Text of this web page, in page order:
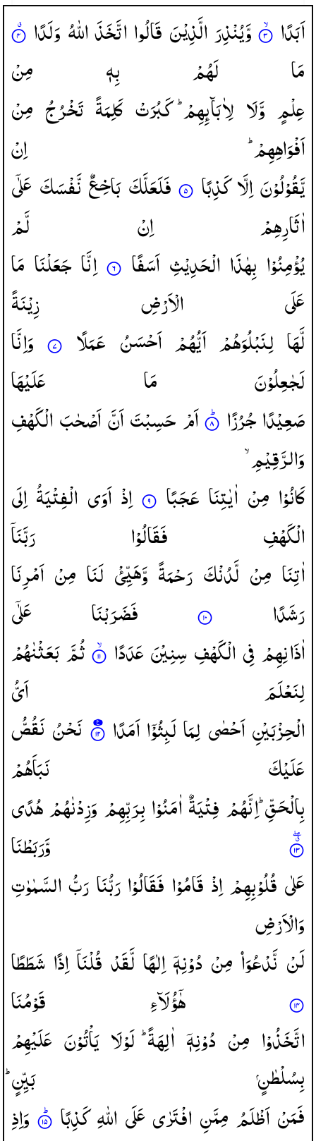
اَبَدًا وَّیُنْذِرَالَّذِیْنَقَالُوااتَّخَذَاللّٰهُوَلَدًا
مَا
لَهُمْ بِهٖ
مِنْ
عِلْمٍ وَّلَا لِاٰبَآىِٕهِمْ ؕ كَبُرَتْ كَلِمَةً تَخْرُجُ مِنْ
اَفْوَاهِهِمْ ؕ
اِنْ
یَّقُوْلُوْنَاِلَّاكَذِبًا فَلَعَلَّكَبَاخِعٌنَّفْسَكَ عَلٰۤی
اٰثَارِهِمْ
اِنْ
لَّمْ
یُؤْمِنُوْا بِهٰذَا الْحَدِیْثِ اَسَفًا اِنَّا جَعَلْنَا مَا
عَلَی
الْاَرْضِ
زِیْنَةً
لَّهَا لِنَبْلُوَهُمْ اَیُّهُمْ اَحْسَنُ عَمَلًا
وَاِنَّا
لَجٰعِلُوْنَ
مَا
عَلَیْهَا
صَعِیْدًاجُرُزًا اَمْحَسِبْتَاَنَّاَصْحٰبَالْكَهْفِ
وَالرَّقِیْمِ ۙ
كَانُوْا مِنْ اٰیٰتِنَا عَجَبًا اِذْ اَوَی الْفِتْیَةُ اِلَی
الْكَهْفِ
فَقَالُوْا
رَبَّنَاۤ
اٰتِنَا مِنْ لَّدُنْكَ رَحْمَةً وَّهَیِّئْ لَنَا مِنْ اَمْرِنَا
رَشَدًا
فَضَرَبْنَا
عَلٰۤی
اٰذَانِهِمْفِیالْكَهْفِسِنِیْنَعَدَدًا ثُمَّبَعَثْنٰهُمْ
لِنَعْلَمَ
اَیُّ
الْحِزْبَیْنِاَحْصٰیلِمَالَبِثُوْۤااَمَدًا نَحْنُنَقُصُّ
عَلَیْكَ
نَبَاَهُمْ
بِالْحَقِّ ؕاِنَّهُمْفِتْیَةٌاٰمَنُوْابِرَبِّهِمْوَزِدْنٰهُمْهُدًی
وَّرَبَطْنَا
عَلٰیقُلُوْبِهِمْاِذْقَامُوْا فَقَالُوْارَبُّنَارَبُّالسَّمٰوٰتِ
وَالْاَرْضِ
لَنْ نَّدْعُوَاۡ مِنْ دُوْنِهٖۤاِلٰهًا لَّقَدْ قُلْنَاۤاِذًا شَطَطًا
هٰۤؤُلَآءِ
قَوْمُنَا
اتَّخَذُوْا مِنْ دُوْنِهٖۤ اٰلِهَةً ؕ لَوْلَا یَاْتُوْنَ عَلَیْهِمْ
بِسُلْطٰنٍ
بَیِّنٍ ؕ
فَمَنْاَظْلَمُمِمَّنِ افْتَرٰیعَلَی اللّٰهِ كَذِبًا
وَاِذِ